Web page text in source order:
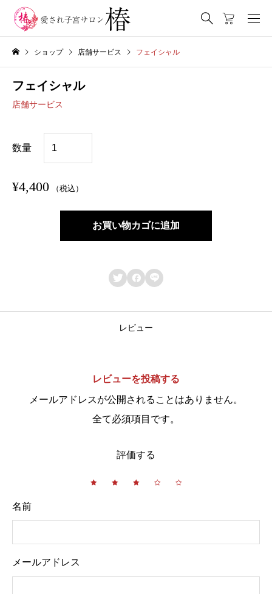
ショップ 店舗サービス フェイシャル
フェイシャル
店舗サービス
数量
ェ
イ
¥4,400 （税込）
お買い物カゴに追加
  
レビュー
レビューを投稿する
メールアドレスが公開されることはありません。
全て必須項目です。
評価する
名前
メールアドレス